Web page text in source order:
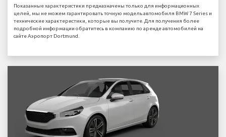
Показанные характеристики предназначены только для информационных
целей, мы не можем гарантировать точную модель автомобиля BMW 7 Series и
технические характеристики, которые вы получите. Для получения более
подробной информации обратитесь в компанию по аренде автомобилей на
сайте Аэропорт Dortmund.